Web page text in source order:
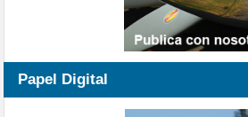
Papel Digital